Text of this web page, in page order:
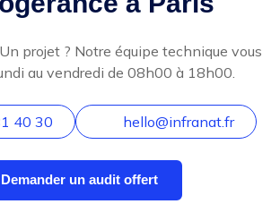
projet ? Notre équipe technique vous
au vendredi de 08h00 à 18h00.
40 30 hello@infranat.fr
Demander un audit offert